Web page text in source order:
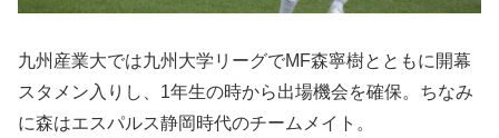
九州産業大では九州大学リーグでMF森寧樹とともに開幕
スタメン入りし、1年生の時から出場機会を確保。ちなみ
に森はエスパルス静岡時代のチームメイト。